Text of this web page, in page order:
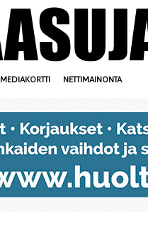
MEDIAKORTTI NETTIMAINONTA